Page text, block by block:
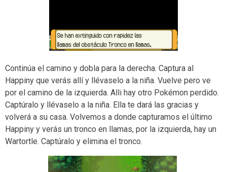
Continúa el camino y dobla para la derecha. Captura al
Happiny que verás allí y llévaselo a la niña. Vuelve pero ve
por el camino de la izquierda. Alli hay otro Pokémon perdido.
Captúralo y llévaselo a la niña. Ella te dará las gracias y
volverá a su casa. Volvemos a donde capturamos el último
Happiny y verás un tronco en llamas, por la izquierda, hay un
Wartortle. Captúralo y elimina el tronco.